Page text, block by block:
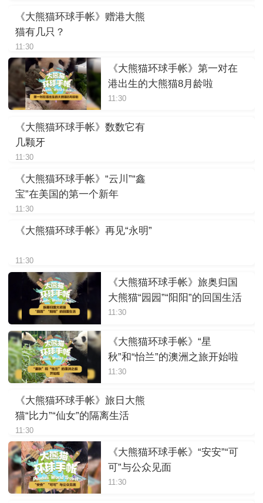
《大熊猫环球手帐》赠港大熊
猫有几只？
11:30
《大熊猫环球手帐》第一对在
港出生的大熊猫8月龄啦
11:30
《大熊猫环球手帐》数数它有
几颗牙
11:30
《大熊猫环球手帐》“云川”“鑫
宝”在美国的第一个新年
11:30
《大熊猫环球手帐》再见“永明”
11:30
《大熊猫环球手帐》旅奥归国
大熊猫“园园”“阳阳”的回国生活
11:30
《大熊猫环球手帐》“星
秋”和“怡兰”的澳洲之旅开始啦
11:30
《大熊猫环球手帐》旅日大熊
猫“比力”“仙女”的隔离生活
11:30
《大熊猫环球手帐》“安安”“可
可”与公众见面
11:30